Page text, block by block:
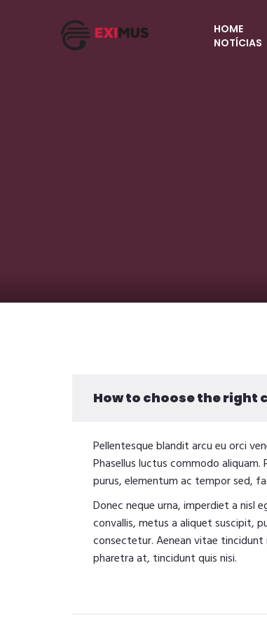
HOME
NOTÍCIAS
How to choose the right
Pellentesque blandit arcu eu orci
Phasellus luctus commodo
purus, elementum ac tempor sed,
Donec neque urna, imperdiet a nisl
convallis, metus a aliquet suscipit,
consectetur. Aenean vitae tincidunt
pharetra at, tincidunt quis nisi.